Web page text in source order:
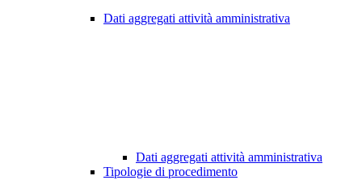
Dati aggregati attività amministrativa
Dati aggregati attività amministrativa
Tipologie di procedimento